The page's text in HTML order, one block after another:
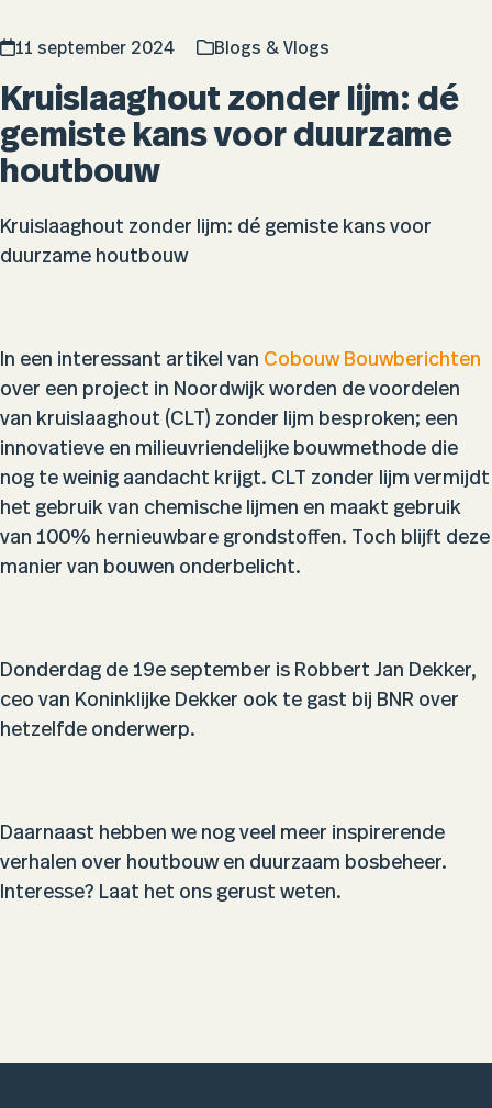
11 september 2024 Blogs & Vlogs
Kruislaaghout zonder lijm: dé
gemiste kans voor duurzame
houtbouw
Kruislaaghout zonder lijm: dé gemiste kans voor
duurzame houtbouw
In een interessant artikel van Cobouw Bouwberichten
over een project in Noordwijk worden de voordelen
van kruislaaghout (CLT) zonder lijm besproken; een
innovatieve en milieuvriendelijke bouwmethode die
nog te weinig aandacht krijgt. CLT zonder lijm vermijdt
het gebruik van chemische lijmen en maakt gebruik
van 100% hernieuwbare grondstoffen. Toch blijft deze
manier van bouwen onderbelicht.
Donderdag de 19e september is Robbert Jan Dekker,
ceo van Koninklijke Dekker ook te gast bij BNR over
hetzelfde onderwerp.
Daarnaast hebben we nog veel meer inspirerende
verhalen over houtbouw en duurzaam bosbeheer.
Interesse? Laat het ons gerust weten.